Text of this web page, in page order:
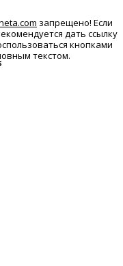
запрещено! Если
дать ссылку
кнопками
текстом.